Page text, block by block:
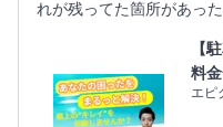
れが残ってた箇所があっ
【
料
エピ